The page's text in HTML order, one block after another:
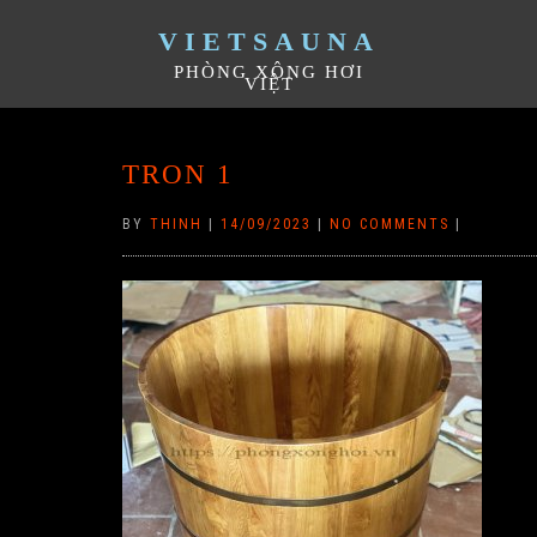
VIETSAUNA
PHÒNG XÔNG HƠI
VIỆT
TRON 1
BY THINH 14/09/2023 NO COMMENTS